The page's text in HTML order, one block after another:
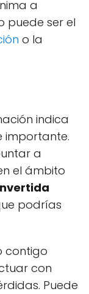
a
puede ser el
o la
indica
importante.
a
el ámbito
podrías
contigo
con
Puede